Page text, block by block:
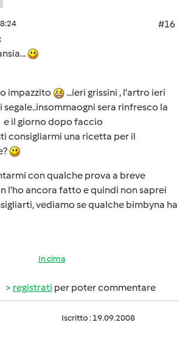
#16
impazzito
...ieri grissini , l'artro ieri
sera rinfresco la
e il giorno dopo faccio
consigliarmi una ricetta per il
con qualche prova a breve
l'ho ancora fatto e quindi non saprei
vediamo se qualche bimbyna ha
In cima
registrati per poter commentare
Iscritto : 19.09.2008